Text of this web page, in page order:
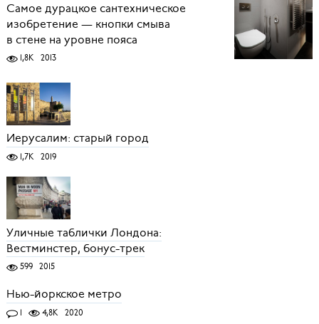
Самое дурацкое сантехническое
изобретение — кнопки смыва
в стене на уровне пояса
1,8K 2013
Иерусалим: старый город
1,7K 2019
Уличные таблички Лондона:
Вестминстер, бонус-трек
599 2015
Нью-йоркское метро
1 4,8K 2020